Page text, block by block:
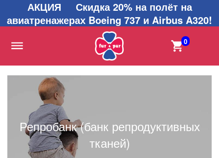
АКЦИЯ Скидка 20% на полёт на
авиатренажерах Boeing 737 и Airbus A320!
0
Репробанк (банк репродуктивных
тканей)